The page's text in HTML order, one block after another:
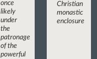
once
likely
under
the
patronage
of the
powerful
Christian
monastic
enclosure